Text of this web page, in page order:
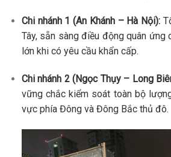
Chi nhánh 1 (An Khánh – Hà Nội):
Tây, sẵn sàng điều động quân
lớn khi có yêu cầu khẩn cấp.
Chi nhánh 2 (Ngọc Thụy – Long
vững chắc kiểm soát toàn bộ
vực phía Đông và Đông Bắc thủ đô.